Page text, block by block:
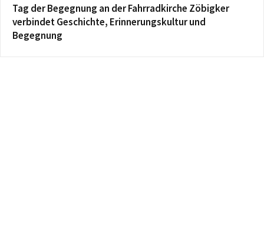
Tag der Begegnung an der Fahrradkirche Zöbigker
verbindet Geschichte, Erinnerungskultur und
Begegnung